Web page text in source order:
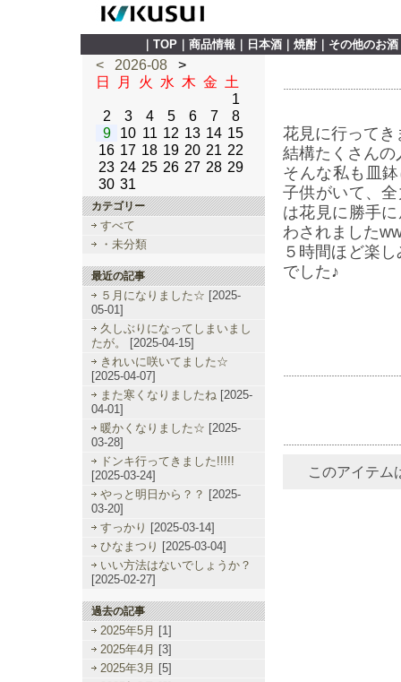
TOP 商品情報 日本酒 焼酎｜ その他のお酒
花見に行って
結構たくさん
そんな私も皿
子供がいて、
は花見に勝手
わされました
５時間ほど楽
でした♪
このアイテム
< 2026-08 >
日
月 火 水 木 金 土
1
2
3 4 5 6 7
8
9
10 11 12 13 14 15
16 17 18 19 20 21 22
23 24 25 26 27 28 29
30 31
カテゴリー
すべて
・未分類
最近の記事
５月になりました☆ [2025-
05-01]
久しぶりになってしまいまし
たが。
[2025-04-15]
きれいに咲いてました☆
[2025-04-07]
また寒くなりましたね [2025-
04-01]
暖かくなりました☆ [2025-
03-28]
ドンキ行ってきました!!!!!
[2025-03-24]
やっと明日から？？ [2025-
03-20]
すっかり [2025-03-14]
ひなまつり [2025-03-04]
いい方法はないでしょうか？
[2025-02-27]
過去の記事
2025年5月
[1]
2025年4月
[3]
2025年3月
[5]